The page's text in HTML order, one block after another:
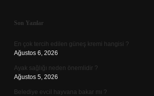
Sidebar
Son Yazılar
En çok tercih edilen güneş kremi hangisi ?
Ağustos 6, 2026
Ayak sağlığı neden önemlidir ?
Ağustos 5, 2026
Belediye evcil hayvana bakar mı ?